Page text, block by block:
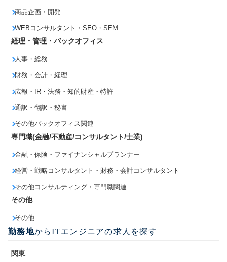
商品企画・開発
WEBコンサルタント・SEO・SEM
経理・管理・バックオフィス
人事・総務
財務・会計・経理
広報・IR・法務・知的財産・特許
通訳・翻訳・秘書
その他バックオフィス関連
専門職(金融/不動産/コンサルタント/士業)
金融・保険・ファイナンシャルプランナー
経営・戦略コンサルタント・財務・会計コンサルタント
その他コンサルティング・専門職関連
その他
その他
勤務地からITエンジニアの求人を探す
関東